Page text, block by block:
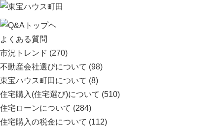
よくある質問
市況トレンド (270)
不動産会社選びについて (98)
東宝ハウス町田について (8)
住宅購入(住宅選び)について (510)
住宅ローンについて (284)
住宅購入の税金について (112)